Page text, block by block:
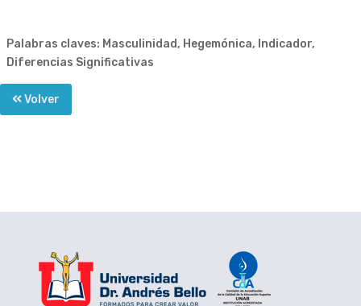
Palabras claves: Masculinidad, Hegemónica, Indicador,
Diferencias Significativas
Volver